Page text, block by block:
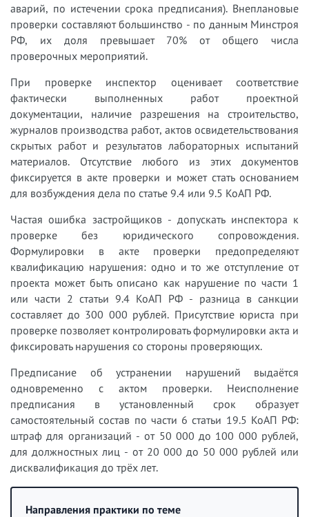
аварий, по истечении срока предписания). Внеплановые
проверки составляют большинство - по данным Минстроя
РФ, их доля превышает 70% от общего числа
проверочных мероприятий.
При проверке инспектор оценивает соответствие
фактически выполненных работ проектной
документации, наличие разрешения на строительство,
журналов производства работ, актов освидетельствования
скрытых работ и результатов лабораторных испытаний
материалов. Отсутствие любого из этих документов
фиксируется в акте проверки и может стать основанием
для возбуждения дела по статье 9.4 или 9.5 КоАП РФ.
Частая ошибка застройщиков - допускать инспектора к
проверке без юридического сопровождения.
Формулировки в акте проверки предопределяют
квалификацию нарушения: одно и то же отступление от
проекта может быть описано как нарушение по части 1
или части 2 статьи 9.4 КоАП РФ - разница в санкции
составляет до 300 000 рублей. Присутствие юриста при
проверке позволяет контролировать формулировки акта и
фиксировать нарушения со стороны проверяющих.
Предписание об устранении нарушений выдаётся
одновременно с актом проверки. Неисполнение
предписания в установленный срок образует
самостоятельный состав по части 6 статьи 19.5 КоАП РФ:
штраф для организаций - от 50 000 до 100 000 рублей,
для должностных лиц - от 20 000 до 50 000 рублей или
дисквалификация до трёх лет.
Направления практики по теме